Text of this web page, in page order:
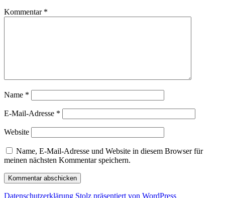
Kommentar *
Name *
E-Mail-Adresse *
Website
Name, E-Mail-Adresse und Website in diesem Browser für
meinen nächsten Kommentar speichern.
Datenschutz­erklärung Stolz präsentiert von WordPress